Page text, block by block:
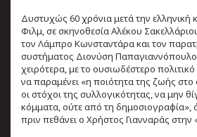
Δυστυχώς 60 χρόνια μετά την ελληνική
Φιλμ, σε σκηνοθεσία Αλέκου
τον Λάμπρο Κωνσταντάρα και τον
συστήματος Διονύση Παπαγιαννόπουλο,
χειρότερα, με το ουσιωδέστερο
να παραμένει «η ποιότητα της ζωής
οι στόχοι της συλλογικότητας, να μην
κόμματα, ούτε από τη
πριν πεθάνει ο Χρήστος Γιανναράς στην